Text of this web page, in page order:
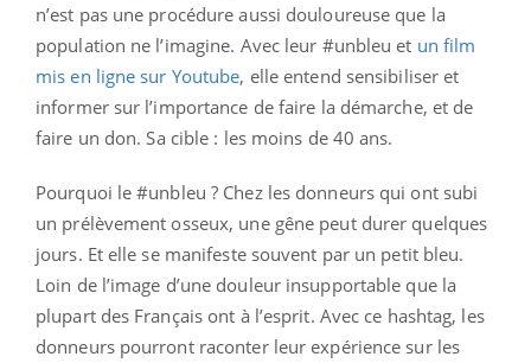
n’est pas une procédure aussi douloureuse que la
population ne l’imagine. Avec leur #unbleu et un film
mis en ligne sur Youtube, elle entend sensibiliser et
informer sur l’importance de faire la démarche, et de
faire un don. Sa cible : les moins de 40 ans.
Pourquoi le #unbleu ? Chez les donneurs qui ont subi
un prélèvement osseux, une gêne peut durer quelques
jours. Et elle se manifeste souvent par un petit bleu.
Loin de l’image d’une douleur insupportable que la
plupart des Français ont à l’esprit. Avec ce hashtag, les
donneurs pourront raconter leur expérience sur les